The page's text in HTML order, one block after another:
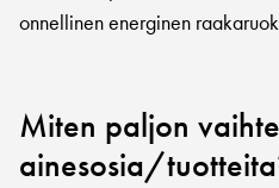
onnellinen energinen
Miten paljon
ainesosia/